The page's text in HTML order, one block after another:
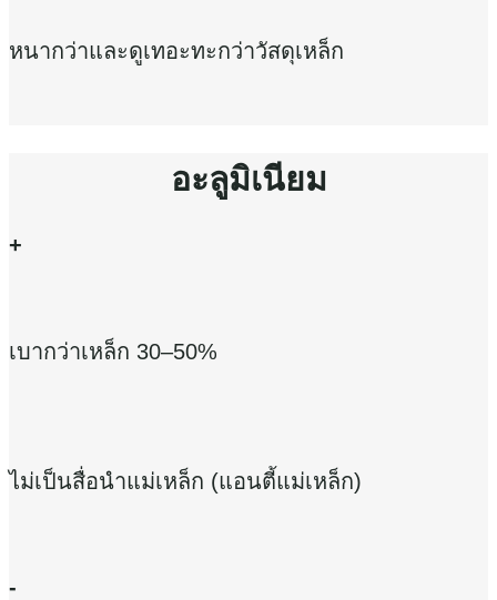
หนากว่าและดูเทอะทะกว่าวัสดุเหล็ก
อะลูมิเนียม
+
เบากว่าเหล็ก 30–50%
ไม่เป็นสื่อนำแม่เหล็ก (แอนตี้แม่เหล็ก)
-